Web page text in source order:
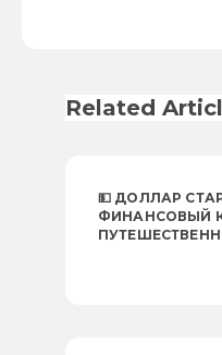
Related
💵 ДОЛЛАР
ФИНАНСОВЫЙ